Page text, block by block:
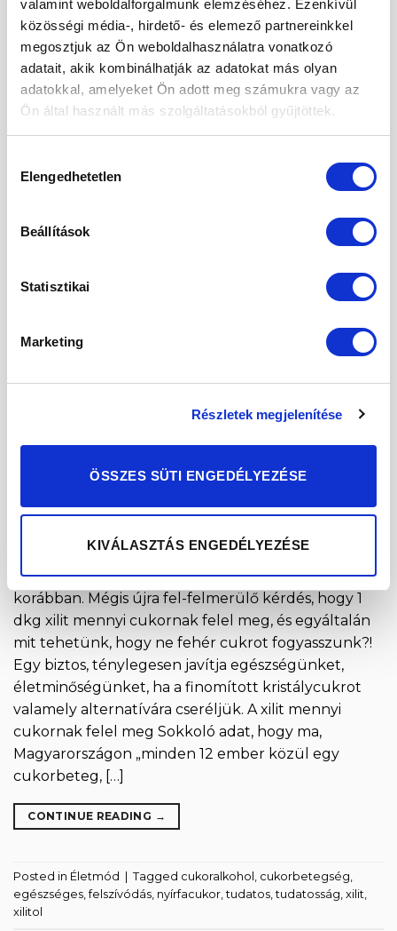
valamint weboldalforgalmunk elemzéséhez. Ezenkívül
közösségi média-, hirdető- és elemező partnereinkkel
megosztjuk az Ön weboldalhasználatra vonatkozó
adatait, akik kombinálhatják az adatokat más olyan
adatokkal, amelyeket Ön adott meg számukra vagy az
Ön által használt más szolgáltatásokból gyűjtöttek.
kiválasztása
Elengedhetetlen
Beállítások
Statisztikai
Marketing
Részletek megjelenítése
ÖSSZES SÜTI ENGEDÉLYEZÉSE
KIVÁLASZTÁS ENGEDÉLYEZÉSE
CONTINUE READING→
Posted inÉdesség,Receptek | Tagged aszalt barack,
cukormentes, darált dió, dió ,eritrit,rost, xilit
1 dkg xilit mennyi cukornak felel meg?
POSTED ON 2022.05.06.
06
A cukrokról és a cukoralkoholokról már írtunk
korábban. Mégis újra fel-felmerülő kérdés, hogy 1
dkg xilit mennyi cukornak felel meg, és egyáltalán
mit tehetünk, hogy ne fehér cukrot fogyasszunk?!
Egy biztos, ténylegesen javítja egészségünket,
életminőségünket, ha a finomított kristálycukrot
valamely alternatívára cseréljük. A xilit mennyi
cukornak felel meg Sokkoló adat, hogy ma,
Magyarországon „minden 12 ember közül egy
cukorbeteg, […]
CONTINUE READING →
Posted in Életmód Tagged cukoralkohol cukorbetegség
egészséges ,felszívódás nyírfacukor ,tudatos ,tudatosság xilit
xilitol